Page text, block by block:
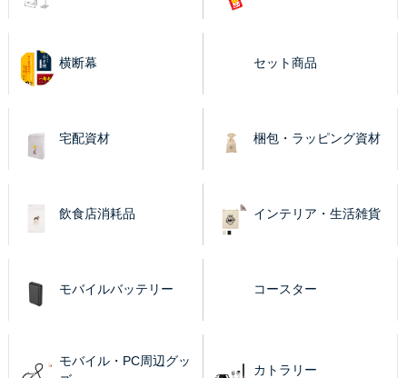
横断幕 セット商品
宅配資材 梱包・ラッピング資材
飲食店消耗品 インテリア・生活雑貨
モバイルバッテリー コースター
モバイル・PC周辺グッ
カトラリー